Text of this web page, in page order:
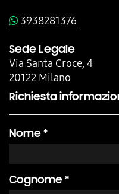
3938281376
Sede Legale
Via Santa Croce, 4
20122 Milano
Richiesta
Nome *
Cognome *